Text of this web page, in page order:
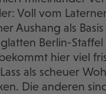
Voll vom
Aushang als
Berlin-
hier viel
als scheuer
Die anderen